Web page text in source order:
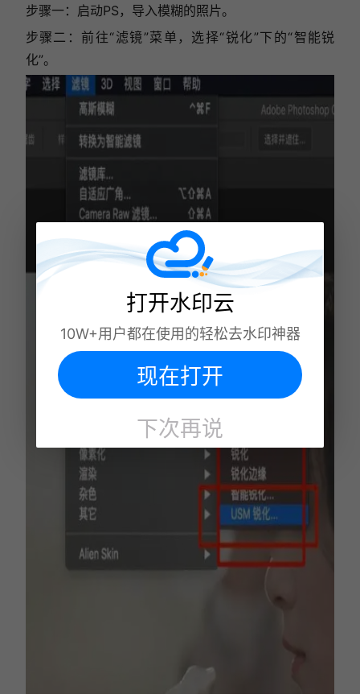
步骤一：启动PS，导入模糊的照片。
步骤二：前往“滤镜”菜单，选择“锐化”下的“智能锐
化”。
打开水印云
10W+用户都在使用的轻松去水印神器
现在打开
下次再说